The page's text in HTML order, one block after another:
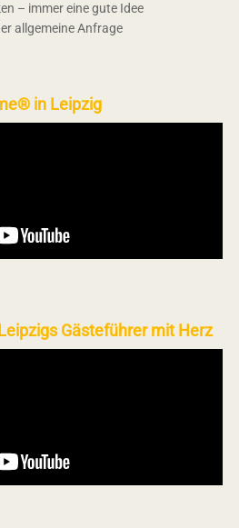
– immer eine gute Idee
allgemeine Anfrage
in Leipzig
Gästeführer mit Herz